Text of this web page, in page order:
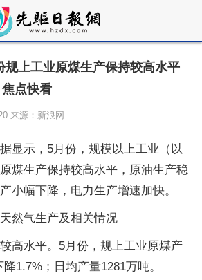
规上工业原煤生产保持较高水平
点快看
来源：新浪网
显示，5月份，规模以上工业（以
煤生产保持较高水平，原油生产稳
小幅下降，电力生产增速加快。
然气生产及相关情况
高水平。5月份，规上工业原煤产
1.7%；日均产量1281万吨。